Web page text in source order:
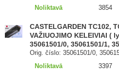
Noliktavā
3854
CASTELGARDEN TC102,
VAŽIUOJIMO KELEIVIAI (
35061501/0, 35061501/1,
Orig. číslo: 35061501/0,
Noliktavā
3397